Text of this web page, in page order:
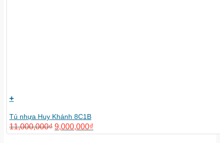
+
Tủ nhựa Huy Khánh 8C1B
11,000,000₫ 9,000,000₫